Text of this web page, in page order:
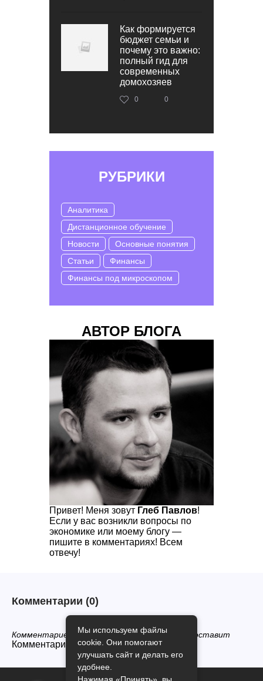
Как формируется
бюджет семьи и
почему это важно:
полный гид для
современных
домохозяев
0 0
РУБРИКИ
Аналитика
Дистанционное обучение
Новости
Основные понятия
Статьи
Финансы
Финансы под микроскопом
АВТОР БЛОГА
Привет! Меня зовут Глеб Павлов!
Если у вас возникли вопросы по
экономике или моему блогу —
пишите в комментариях! Всем
отвечу!
Комментарии (0)
Комментариев нет, будьте первым кто его оставит
Комментарии закрыты.
Мы используем файлы
cookie. Они помогают
улучшать сайт и делать его
удобнее.